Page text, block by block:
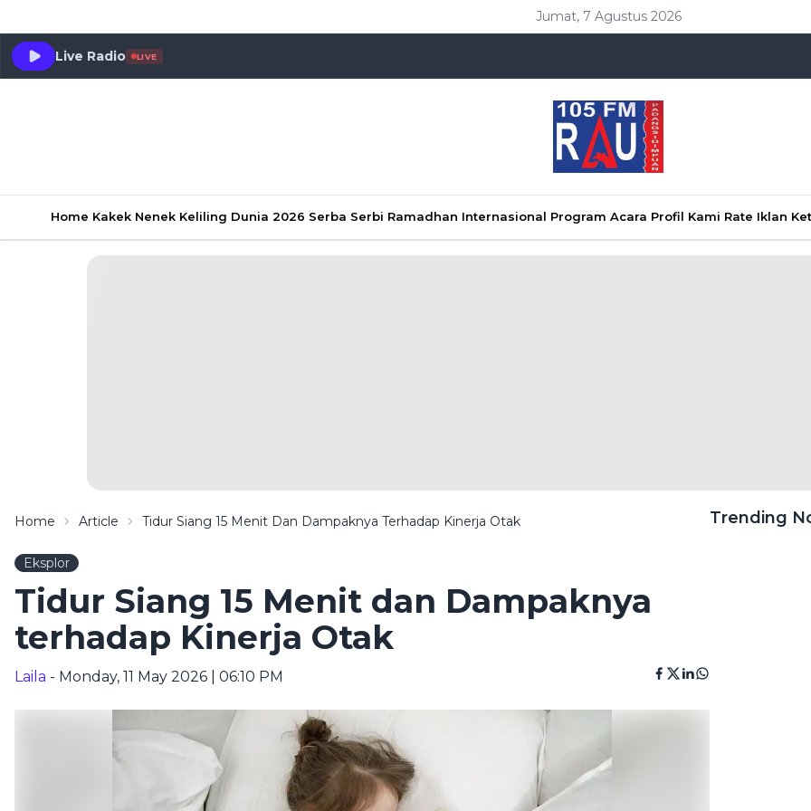
Jumat, 7 Agustus 2026
Live Radio LIVE
Home Kakek Nenek Keliling Dunia 2026 Serba Serbi Ramadhan Internasional Program Acara Profil Kami Rate Iklan
Home Article Tidur Siang 15 Menit Dan Dampaknya Terhadap Kinerja Otak
Eksplor
Tidur Siang 15 Menit dan Dampaknya
terhadap Kinerja Otak
Laila - Monday, 11 May 2026 | 06:10 PM
Trending